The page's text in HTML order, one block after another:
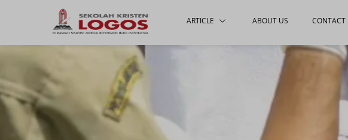
ARTICLE ABOUT US CONTACT